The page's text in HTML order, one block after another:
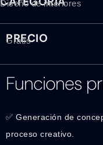
Diseño de interiores
PRECIO
Gratis
Funciones
✅ Generación de
proceso creativo.